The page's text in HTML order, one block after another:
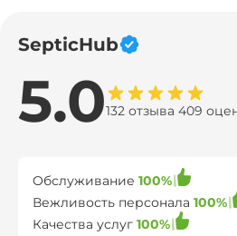
SepticHub
5.0132 отзыва 409
Обслуживание 100%
Вежливость персонала 100%
Качества услуг 100%